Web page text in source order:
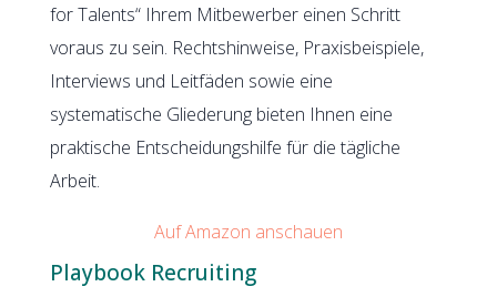
for Talents“ Ihrem Mitbewerber einen Schritt
voraus zu sein. Rechtshinweise, Praxisbeispiele,
Interviews und Leitfäden sowie eine
systematische Gliederung bieten Ihnen eine
praktische Entscheidungshilfe für die tägliche
Arbeit.
Auf Amazon anschauen
Playbook Recruiting